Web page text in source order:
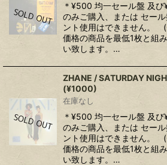
＊¥500 均一セール盤 及
のみご購入、または セー
ント使用はできません。 (
価格の商品を最低1枚と組
い致します。…
ZHANE ‎/ SATURDAY
(¥1000)
在庫なし
＊¥500 均一セール盤 及
のみご購入、または セー
ント使用はできません。 (
価格の商品を最低1枚と組
い致します。…